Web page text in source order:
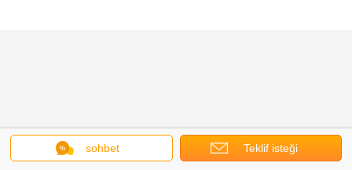
sohbet Teklif isteği